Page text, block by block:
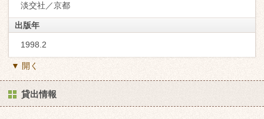
淡交社／京都
出版年
1998.2
▼ 開く
貸出情報